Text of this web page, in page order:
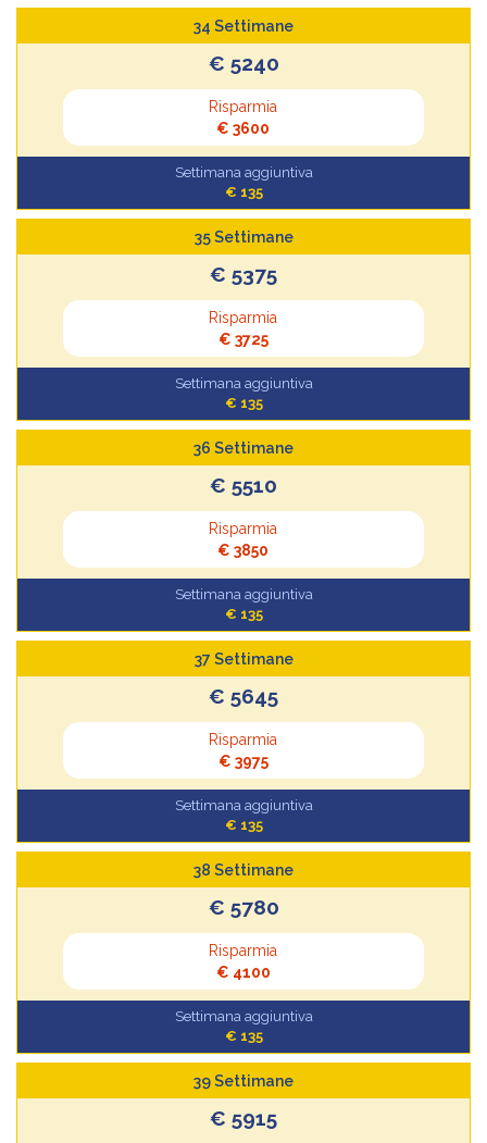
34 Settimane
€ 5240
Risparmia
€ 3600
Settimana aggiuntiva
€ 135
35 Settimane
€ 5375
Risparmia
€ 3725
Settimana aggiuntiva
€ 135
36 Settimane
€ 5510
Risparmia
€ 3850
Settimana aggiuntiva
€ 135
37 Settimane
€ 5645
Risparmia
€ 3975
Settimana aggiuntiva
€ 135
38 Settimane
€ 5780
Risparmia
€ 4100
Settimana aggiuntiva
€ 135
39 Settimane
€ 5915